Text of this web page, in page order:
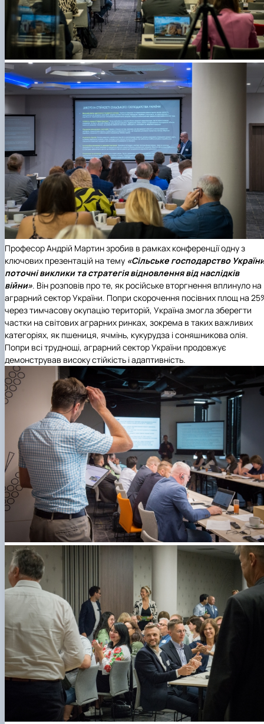
Професор Андрій Мартин зробив в рамках конференції одну з
ключових презентацій на тему «Сільське господарство
поточні виклики та стратегія відновлення від наслідків
війни». Він розповів про те, як російське вторгнення вплинуло на
аграрний сектор України. Попри скорочення посівних площ на
через тимчасову окупацію територій, Україна змогла зберегти
частки на світових аграрних ринках, зокрема в таких важливих
категоріях, як пшениця, ячмінь, кукурудза і соняшникова олія.
Попри всі труднощі, аграрний сектор України продовжує
демонстрував високу стійкість і адаптивність.